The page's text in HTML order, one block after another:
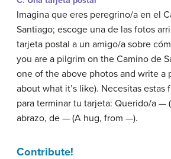
Imagina que eres peregrino/a en el
Santiago; escoge una de las fotos
tarjeta postal a un amigo/a sobre
you are a pilgrim on the Camino de
one of the above photos and write a
about what it’s like). Necesitas estas
para terminar tu tarjeta: Querido/a —
abrazo, de — (A hug, from —).
Contribute!